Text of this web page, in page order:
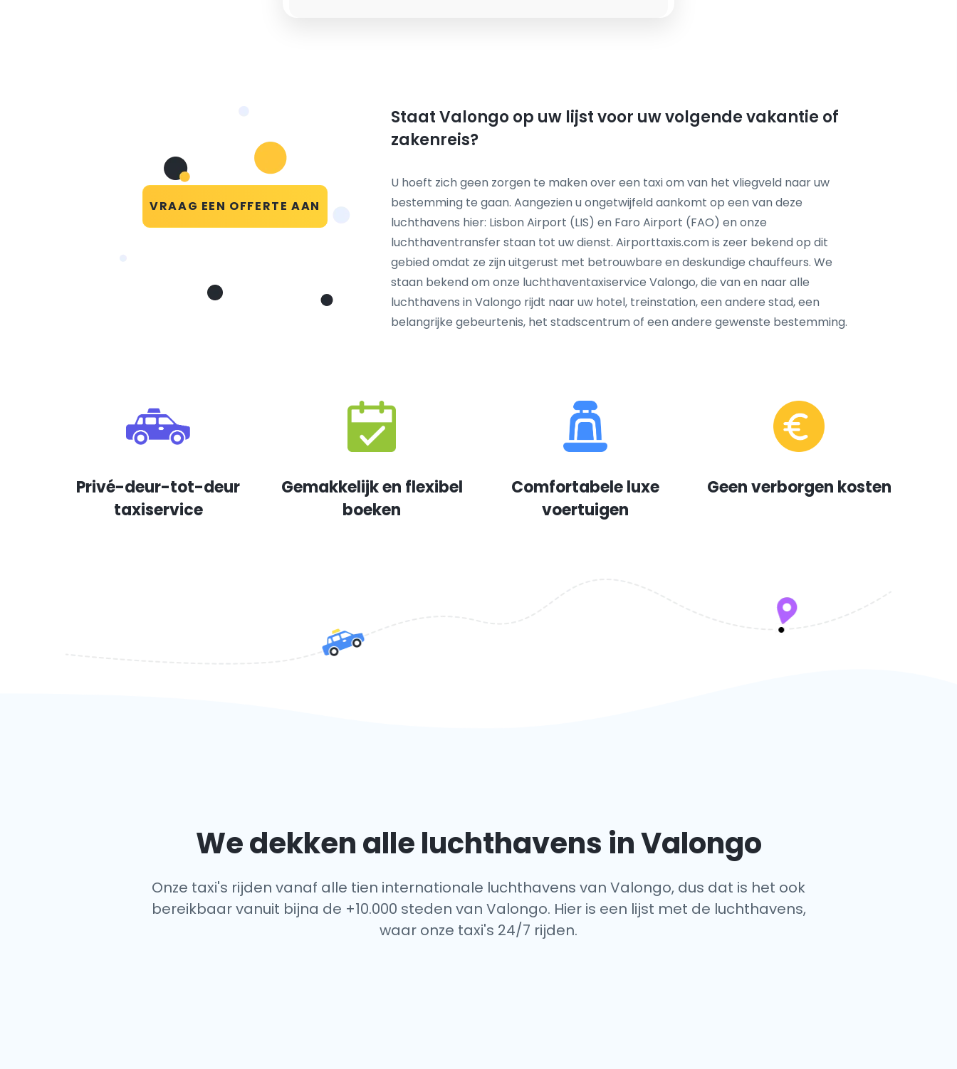
VRAAG EEN OFFERTE AAN
Staat Valongo op uw lijst voor uw volgende vakantie of
zakenreis?
U hoeft zich geen zorgen te maken over een taxi om van het vliegveld naar uw
bestemming te gaan. Aangezien u ongetwijfeld aankomt op een van deze
luchthavens hier: Lisbon Airport (LIS) en Faro Airport (FAO) en onze
luchthaventransfer staan tot uw dienst. Airporttaxis.com is zeer bekend op dit
gebied omdat ze zijn uitgerust met betrouwbare en deskundige chauffeurs. We
staan bekend om onze luchthaventaxiservice Valongo, die van en naar alle
luchthavens in Valongo rijdt naar uw hotel, treinstation, een andere stad, een
belangrijke gebeurtenis, het stadscentrum of een andere gewenste bestemming.
Privé-deur-tot-deur
taxiservice
Gemakkelijk en flexibel
boeken
Comfortabele luxe
voertuigen
Geen verborgen kosten
We dekken alle luchthavens in Valongo
Onze taxi's rijden vanaf alle tien internationale luchthavens van Valongo, dus dat is het ook
bereikbaar vanuit bijna de +10.000 steden van Valongo. Hier is een lijst met de luchthavens,
waar onze taxi's 24/7 rijden.